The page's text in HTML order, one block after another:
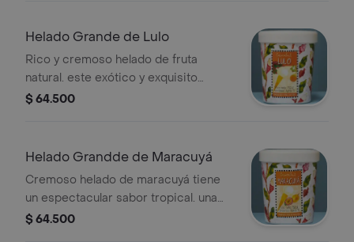
Helado Grande de Lulo
Rico y cremoso helado de fruta
natural. este exótico y exquisito
producto tiene la acidez perfecta del
neto:750gr,porcciones:aprox 17
$ 64.500
Helado Grandde de Maracuyá
Cremoso helado de maracuyá tiene
un espectacular sabor tropical. una
deliciosa combinación del dulce y
$ 64.500